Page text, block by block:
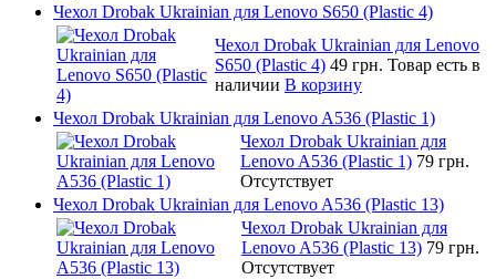
Чехол Drobak Ukrainian для Lenovo S650 (Plastic 4)
Чехол Drobak Ukrainian для Lenovo
S650 (Plastic 4) 49 грн. Товар есть в
наличии В корзину
Чехол Drobak Ukrainian для Lenovo A536 (Plastic 1)
Чехол Drobak Ukrainian для
Lenovo A536 (Plastic 1) 79 грн.
Отсутствует
Чехол Drobak Ukrainian для Lenovo A536 (Plastic 13)
Чехол Drobak Ukrainian для
Lenovo A536 (Plastic 13) 79 грн.
Отсутствует